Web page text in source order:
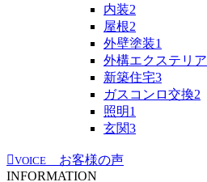
内装2
屋根2
外壁塗装1
外構エクステリア
新築住宅3
ガスコンロ交換2
照明1
玄関3
VOICE
お客様の声
INFORMATION